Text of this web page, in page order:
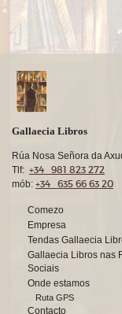
Gallaecia Libros
Rúa Nosa Señora da
Tlf: +34 981 823 272
mób: +34 635 66 63 20
Comezo
Empresa
Tendas Gallaecia
Gallaecia Libros nas
Sociais
Onde estamos
Ruta GPS
Contacto